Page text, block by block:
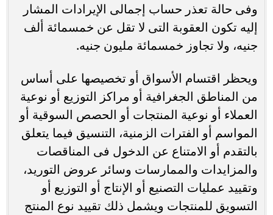
وفى حالة تعذر حساب إجمالى الإيرادات المشار
إليه تكون العقوبة التى لا تقل عن خمسمائة ألف
جنيه، ولا تجاوز خمسمائة مليون جنيه.
ويحظر اقتسام الأسواق أو تخصيصها على أساس
من المناطق الجغرافية أو مراكز التوزيع أو نوعية
العملاء أو نوعية المنتجات أو الحصص السوقية أو
المواسم أو الفترات الزمنية، التنسيق فيما يتعلق
بالتقدم أو الامتناع عن الدخول فى المناقصات
والمزايدات والممارسات وسائر عروض التوريد،
وتقييد عمليات التصنيع أو الإنتاج أو التوزيع أو
التسويق للمنتجات ويشمل ذلك تقييد نوع المنتج